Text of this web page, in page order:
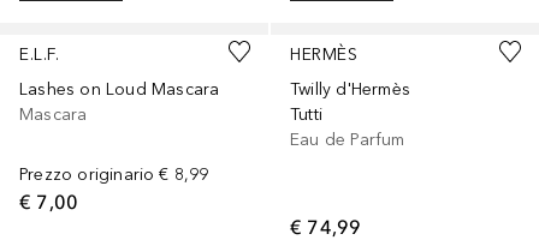
E.L.F.
Lashes on Loud Mascara
Mascara
Prezzo originario € 8,99
€ 7,00
HERMÈS
Twilly d'Hermès
Tutti
Eau de Parfum
€ 74,99